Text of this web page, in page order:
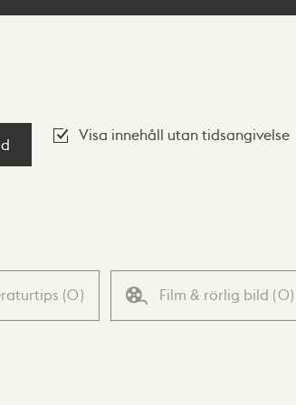
Visa innehåll utan tidsangivelse
(0) Film & rörlig bild (0)